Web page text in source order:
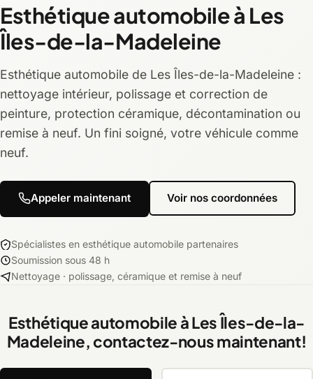
Esthétique automobile à Les
Îles-de-la-Madeleine
Esthétique automobile de Les Îles-de-la-Madeleine :
nettoyage intérieur, polissage et correction de
peinture, protection céramique, décontamination ou
remise à neuf. Un fini soigné, votre véhicule comme
neuf.
Appeler maintenant Voir nos coordonnées
Spécialistes en esthétique automobile partenaires
Soumission sous 48 h
Nettoyage · polissage, céramique et remise à neuf
Esthétique automobile à Les Îles-de-la-
Madeleine, contactez-nous maintenant!